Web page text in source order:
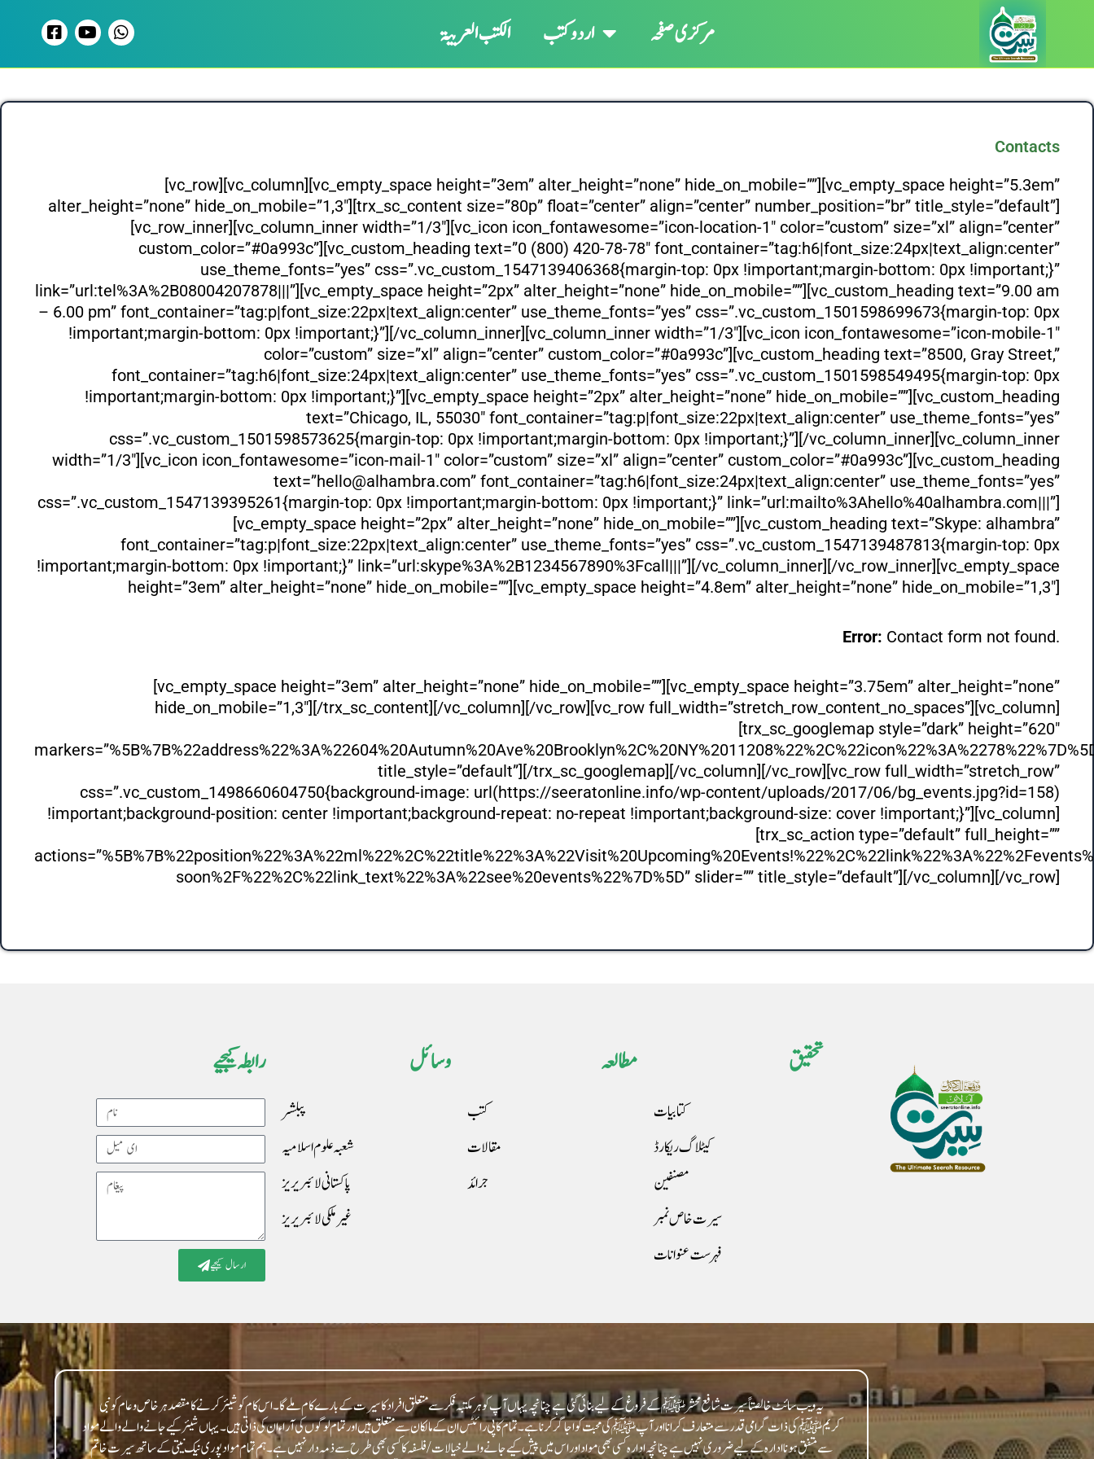
F
a
o
u
Y
o
b
W
h
a
الکتب العربیۃ اردو کتب مرکزی صفحہ
Contacts
[vc_row][vc_column][vc_empty_space height=”3em” alter_height=”none” hide_on_mobile=””][vc_empty_space height=”5.3em”
alter_height=”none” hide_on_mobile=”1,3″][trx_sc_content size=”80p” float=”center” align=”center” number_position=”br” title_style=”default”]
[vc_row_inner][vc_column_inner width=”1/3″][vc_icon icon_fontawesome=”icon-location-1″ color=”custom” size=”xl” align=”center”
custom_color=”#0a993c”][vc_custom_heading text=”0 (800) 420-78-78″ font_container=”tag:h6|font_size:24px|text_align:center”
use_theme_fonts=”yes” css=”.vc_custom_1547139406368{margin-top: 0px !important;margin-bottom: 0px !important;}”
link=”url:tel%3A%2B08004207878|||”][vc_empty_space height=”2px” alter_height=”none” hide_on_mobile=””][vc_custom_heading text=”9.00 am
– 6.00 pm” font_container=”tag:p|font_size:22px|text_align:center” use_theme_fonts=”yes” css=”.vc_custom_1501598699673{margin-top: 0px
!important;margin-bottom: 0px !important;}”][/vc_column_inner][vc_column_inner width=”1/3″][vc_icon icon_fontawesome=”icon-mobile-1″
color=”custom” size=”xl” align=”center” custom_color=”#0a993c”][vc_custom_heading text=”8500, Gray Street,”
font_container=”tag:h6|font_size:24px|text_align:center” use_theme_fonts=”yes” css=”.vc_custom_1501598549495{margin-top: 0px
!important;margin-bottom: 0px !important;}”][vc_empty_space height=”2px” alter_height=”none” hide_on_mobile=””][vc_custom_heading
text=”Chicago, IL, 55030″ font_container=”tag:p|font_size:22px|text_align:center” use_theme_fonts=”yes”
css=”.vc_custom_1501598573625{margin-top: 0px !important;margin-bottom: 0px !important;}”][/vc_column_inner][vc_column_inner
width=”1/3″][vc_icon icon_fontawesome=”icon-mail-1″ color=”custom” size=”xl” align=”center” custom_color=”#0a993c”][vc_custom_heading
text=”hello@alhambra.com” font_container=”tag:h6|font_size:24px|text_align:center” use_theme_fonts=”yes”
css=”.vc_custom_1547139395261{margin-top: 0px !important;margin-bottom: 0px !important;}” link=”url:mailto%3Ahello%40alhambra.com|||”]
[vc_empty_space height=”2px” alter_height=”none” hide_on_mobile=””][vc_custom_heading text=”Skype: alhambra”
font_container=”tag:p|font_size:22px|text_align:center” use_theme_fonts=”yes” css=”.vc_custom_1547139487813{margin-top: 0px
!important;margin-bottom: 0px !important;}” link=”url:skype%3A%2B1234567890%3Fcall|||”][/vc_column_inner][/vc_row_inner][vc_empty_space
height=”3em” alter_height=”none” hide_on_mobile=””][vc_empty_space height=”4.8em” alter_height=”none” hide_on_mobile=”1,3″]
Error: Contact form not found.
[vc_empty_space height=”3em” alter_height=”none” hide_on_mobile=””][vc_empty_space height=”3.75em” alter_height=”none”
hide_on_mobile=”1,3″][/trx_sc_content][/vc_column][/vc_row][vc_row full_width=”stretch_row_content_no_spaces”][vc_column]
[trx_sc_googlemap style=”dark” height=”620″
title_style=”default”][/trx_sc_googlemap][/vc_column][/vc_row][vc_row full_width=”stretch_row”
css=”.vc_custom_1498660604750{background-image: url(https://seeratonline.info/wp-content/uploads/2017/06/bg_events.jpg?id=158)
!important;background-position: center !important;background-repeat: no-repeat !important;background-size: cover !important;}”][vc_column]
[trx_sc_action type=”default” full_height=””
soon%2F%22%2C%22link_text%22%3A%22see%20events%22%7D%5D” slider=”” title_style=”default”][/vc_column][/vc_row]
رابطہ کیجیے
Name
Email
Message
ارسال کیجیے
وسائل
پبلشر
شعبہ علوم اسلامیہ
پاکستانی لائبریریز
غیرملکی لائبریریز
مطالعہ
کتب
مقالات
جرائد
تحقیق
کتابیات
کیٹلاگ ریکارڈ
مصنفین
سیرت خاص نمبر
فہرست عنوانات
یہ ویب سائٹ خالصتاً سیرت شافع محشر ﷺ کے فروغ کے لیے بنائی گئی ہے چنانچہ یہاں آپ کو ہر مکتبہ فکر سے متعلق افراد کا سیرت کے بارے کام ملے گا۔ اس کام کو شیئر کرنے کا مقصد ہر خاص و عام کو نبی
کریمﷺ کی ذات گرامی قدر سے متعارف کرانا اور آپﷺ کی محبت کو اجاگر کرنا ہے۔ تمام کاپی رائٹس ان کے مالکان سے متعلق ہیں اور تمام لوگوں کی آراء ان کی ذاتی ہیں۔ یہاں شیئر کیے جانے والے والے مواد
سے متفق ہونا ادارہ کے لیے ضروری نہیں ہے چنانچہ ادارہ کسی بھی مواد اور اس میں پیش کیے جانے والے خیالات/فلسفہ کا کسی بھی طرح سے ذمہ دار نہیں ہے۔ ہم تمام مواد پوری نیک نیتی کے ساتھ سیرت خاتم